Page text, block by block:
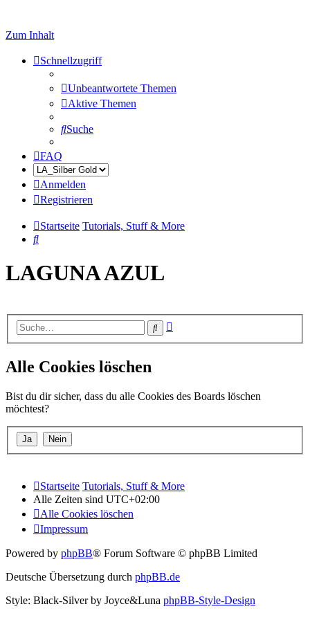
Zum Inhalt
Schnellzugriff
Unbeantwortete Themen
Aktive Themen
Suche
FAQ
Anmelden
Registrieren
Startseite Tutorials, Stuff & More
Suche
LAGUNA AZUL
Suche
Alle Cookies löschen
Bist du dir sicher, dass du alle Cookies des Boards löschen
möchtest?
Startseite Tutorials, Stuff & More
Alle Zeiten sind UTC+02:00
Alle Cookies löschen
Impressum
Powered by phpBB® Forum Software © phpBB Limited
Deutsche Übersetzung durch phpBB.de
Style: Black-Silver by Joyce&Luna phpBB-Style-Design